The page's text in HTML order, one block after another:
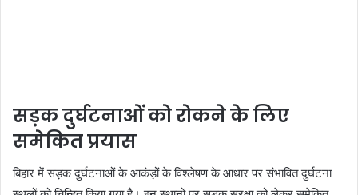
सड़क दुर्घटनाओं को रोकने के लिए
समेकित प्रयास
बिहार में सड़क दुर्घटनाओं के आकंड़ों के विश्लेषण के आधार पर संभावित दुर्घटना